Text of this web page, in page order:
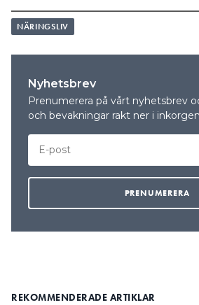
NÄRINGSLIV
Nyhetsbrev
Prenumerera på vårt nyhetsbrev
och bevakningar rakt ner i inkorgen
REKOMMENDERADE ARTIKLAR